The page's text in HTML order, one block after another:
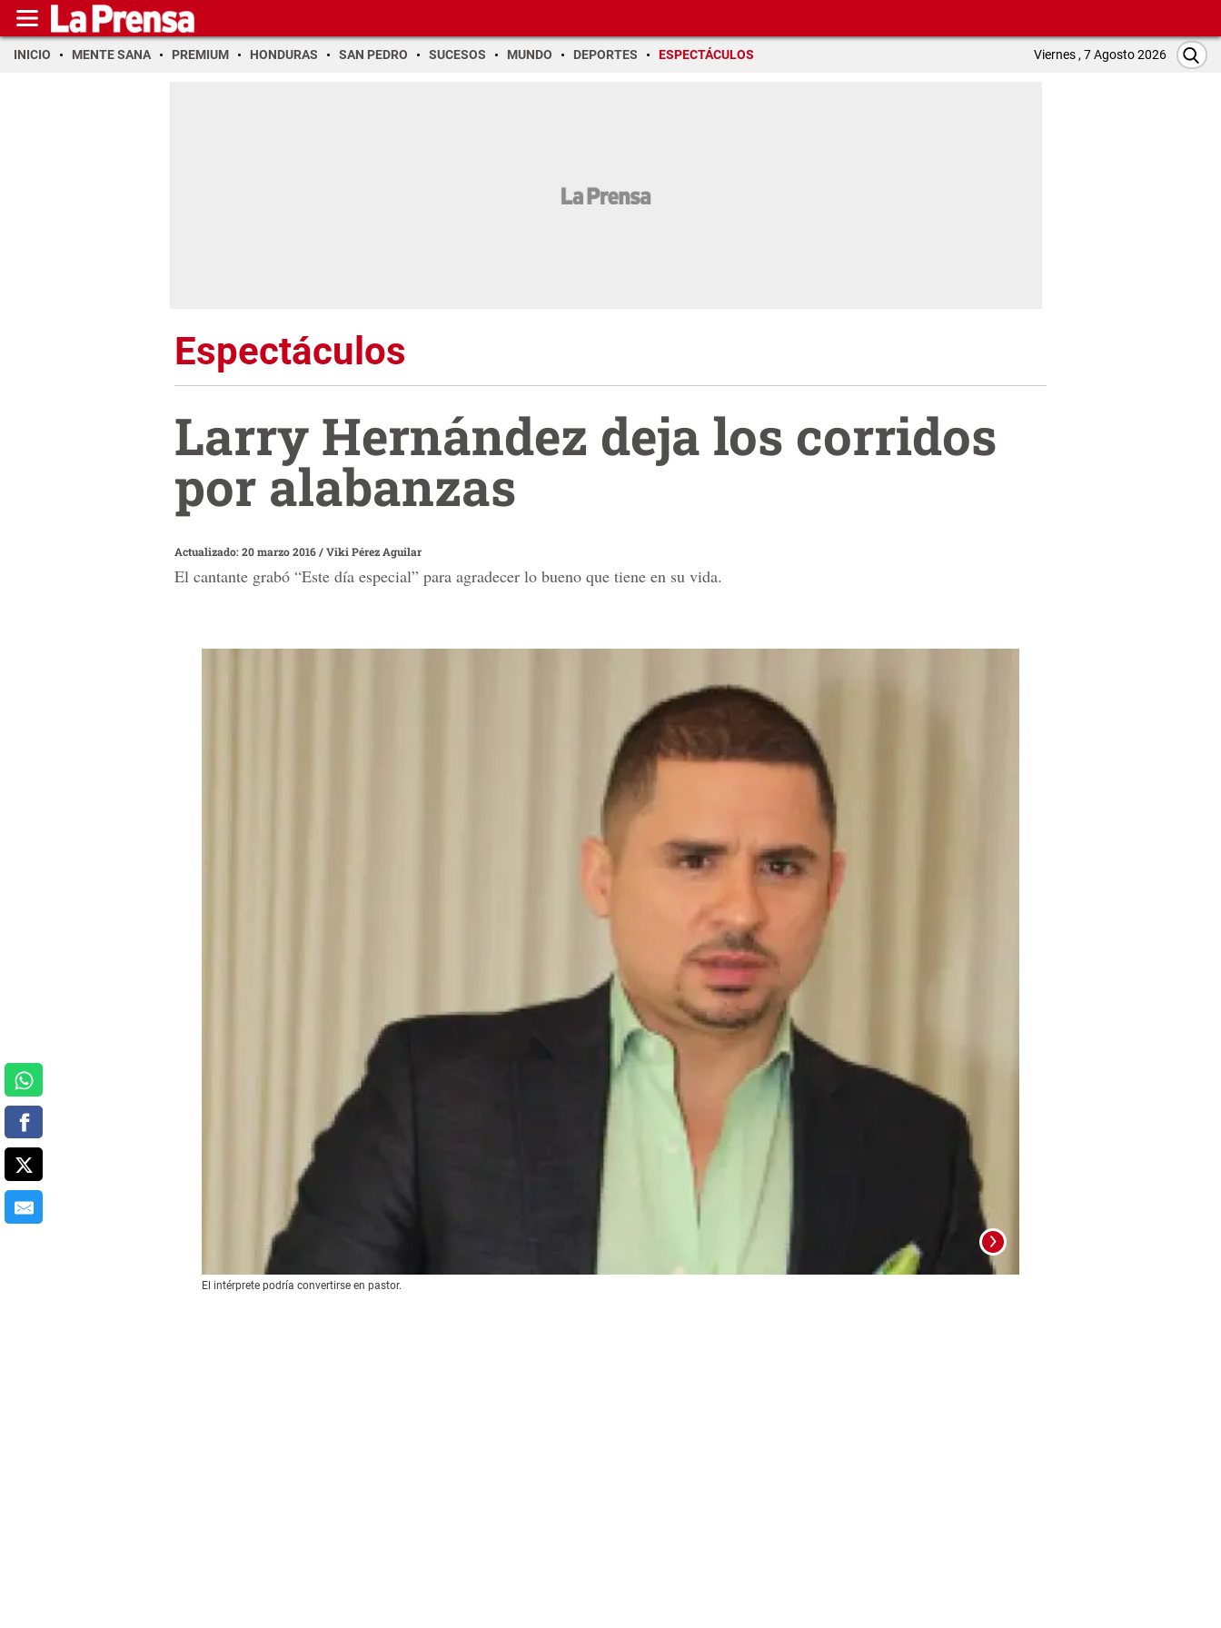
INICIO MENTE SANA PREMIUM HONDURAS SAN PEDRO SUCESOS MUNDO DEPORTES ESPECTÁCULOS Viernes , 7 Agosto 2026
Espectáculos
Larry Hernández deja los corridos
por alabanzas
Actualizado: 20 marzo 2016/Viki Pérez Aguilar
El cantante grabó “Este día especial” para agradecer lo bueno que tiene en su vida.
El intérprete podría convertirse en pastor.